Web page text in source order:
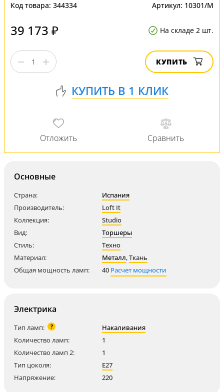
Код товара: 344334 Артикул: 10301/M
39 173 ₽ На складе 2 шт.
КУПИТЬ
Основные
Страна:
Испания
Производитель:
Loft It
Коллекция:
Studio
Вид:
Торшеры
Стиль:
Техно
Материал:
Металл,Ткань
Общая мощность ламп:
40 Расчет мощности
Электрика
Тип ламп: ?
Накаливания
Количество ламп:
1
Количество ламп 2:
1
Тип цоколя:
E27
Напряжение:
220